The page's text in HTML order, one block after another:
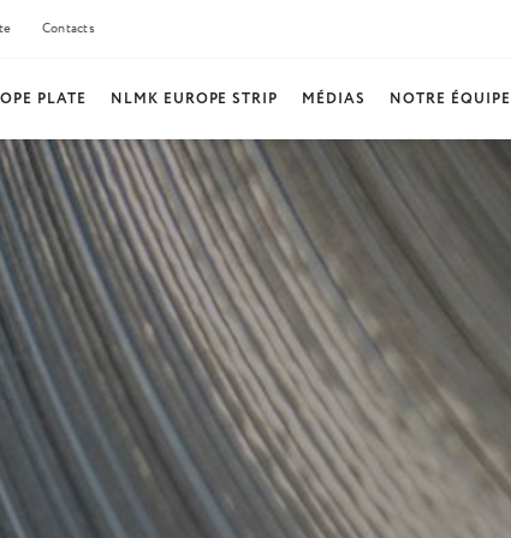
Contacts
PLATE NLMK EUROPE STRIP MÉDIAS NOTRE ÉQUIPE
MEDIA LIBRARY